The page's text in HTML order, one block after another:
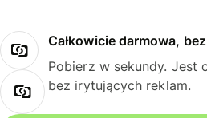
Całkowicie darmowa,
Pobierz w sekundy. Jest
bez irytujących reklam.